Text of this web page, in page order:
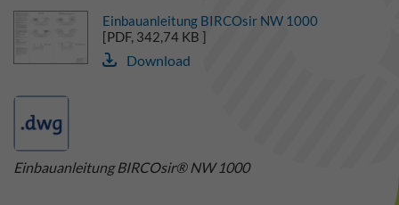
Einbauanleitung BIRCOsir NW 1000
[PDF, 342,74 KB ]
Download
Einbauanleitung BIRCOsir® NW 1000